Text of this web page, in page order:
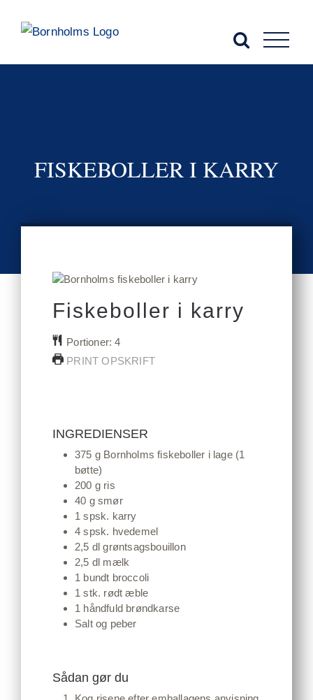
FISKEBOLLER I KARRY
Gå til opskrift Udskriv
Fiskeboller i karry
Portioner:4
PRINT OPSKRIFT
INGREDIENSER
375 g Bornholms fiskeboller i lage (1
bøtte)
200 g ris
40 g smør
1 spsk. karry
4 spsk. hvedemel
2,5 dl grøntsagsbouillon
2,5 dl mælk
1 bundt broccoli
1 stk. rødt æble
1 håndfuld brøndkarse
Salt og peber
Sådan gør du